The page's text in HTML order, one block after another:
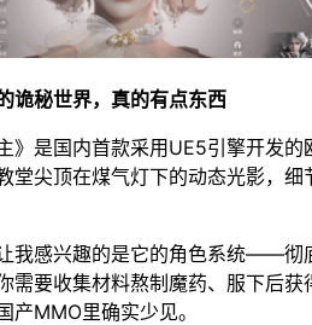
诡秘世界，真的有点东西
》是国内首款采用UE5引擎开发
堂尖顶在煤气灯下的动态光影，
我感兴趣的是它的角色系统——彻
需要收集材料熬制魔药、服下后
产MMO里确实少见。